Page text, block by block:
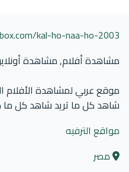
kal-ho-naa-ho-2003/
مشاهدة أفلام, مشاهدة
موقع عربي لمشاهدة الأفلام
شاهد كل ما تريد شاهد كل ما
مواقع الترفيه
مصر